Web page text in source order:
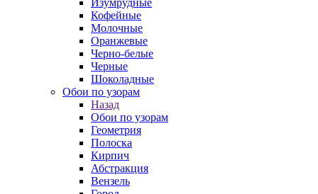
Изумрудные
Кофейные
Молочные
Оранжевые
Черно-белые
Черные
Шоколадные
Обои по узорам
Назад
Обои по узорам
Геометрия
Полоска
Кирпич
Абстракция
Вензель